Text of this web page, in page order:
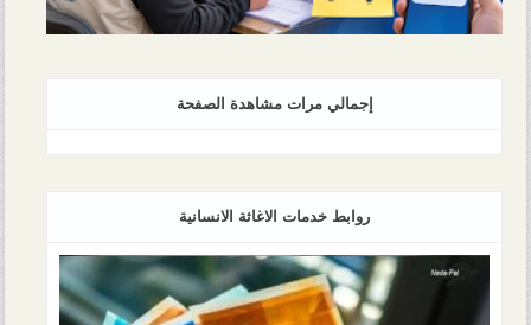
إجمالي مرات مشاهدة الصفحة
روابط خدمات الاغاثة الانسانية